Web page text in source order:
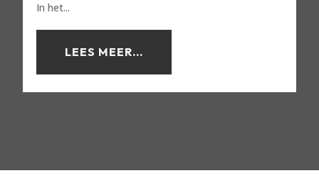
In het...
LEES MEER...